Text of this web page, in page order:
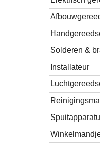
Solderen &
Installateur